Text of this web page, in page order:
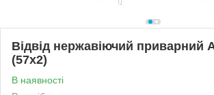
Відвід нержавіючий приварний
(57x2)
В наявності